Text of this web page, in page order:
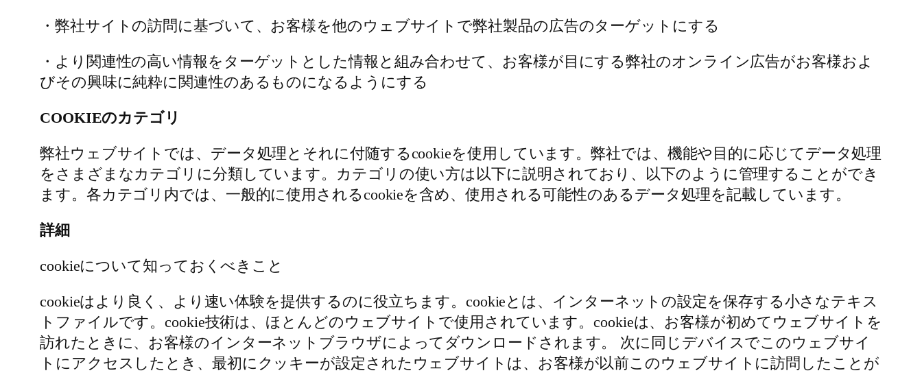
・弊社サイトの訪問に基づいて、お客様を他のウェブサイトで弊社製品の広告のターゲットにする
・より関連性の高い情報をターゲットとした情報と組み合わせて、お客様が目にする弊社のオンライン広告がお客様およ
びその興味に純粋に関連性のあるものになるようにする
COOKIEのカテゴリ
弊社ウェブサイトでは、データ処理とそれに付随するcookieを使用しています。弊社では、機能や目的に応じてデータ処理
をさまざまなカテゴリに分類しています。カテゴリの使い方は以下に説明されており、以下のように管理することができ
ます。各カテゴリ内では、一般的に使用されるcookieを含め、使用される可能性のあるデータ処理を記載しています。
詳細
cookieについて知っておくべきこと
cookieはより良く、より速い体験を提供するのに役立ちます。cookieとは、インターネットの設定を保存する小さなテキス
トファイルです。cookie技術は、ほとんどのウェブサイトで使用されています。cookieは、お客様が初めてウェブサイトを
訪れたときに、お客様のインターネットブラウザによってダウンロードされます。 次に同じデバイスでこのウェブサイ
トにアクセスしたとき、最初にクッキーが設定されたウェブサイトは、お客様が以前このウェブサイトに訪問したことが